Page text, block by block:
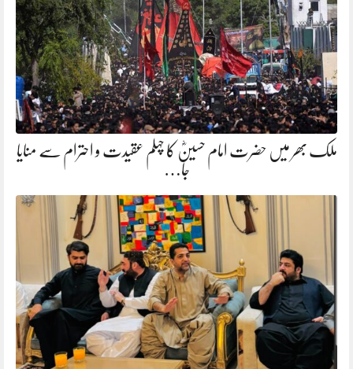
ملک بھر میں حضرت امام حسینؓ کا چہلم عقیدت و احترام سے منایا
جا…